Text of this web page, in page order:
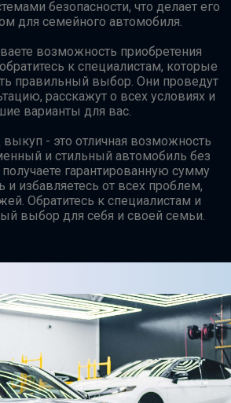
безопасности, что делает его
для семейного автомобиля.
возможность приобретения
к специалистам, которые
правильный выбор. Они проведут
расскажут о всех условиях и
варианты для вас.
выкуп - это отличная возможность
и стильный автомобиль без
гарантированную сумму
и избавляетесь от всех проблем,
Обратитесь к специалистам и
выбор для себя и своей семьи.